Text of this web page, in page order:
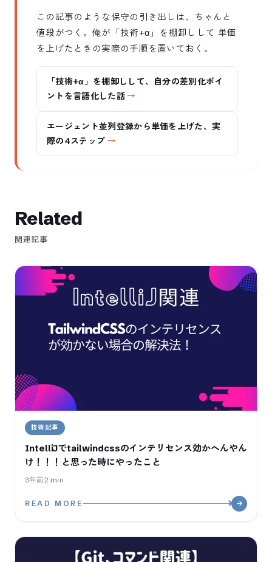
この記事のような保守の引き出しは、ちゃんと
値段がつく。俺が「技術+α」を棚卸しして 単価
を上げたときの実際の手順を置いておく。
「技術+α」を棚卸しして、自分の差別化ポイ
ントを言語化した話
エージェント並列登録から単価を上げた、実
際の4ステップ
Related
関連記事
技術記事
IntelliJでtailwindcssのインテリセンス効かへんやん
け！！！と思った時にやったこと
3年前2 min
READ MORE